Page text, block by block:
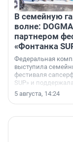
В семейную
волне:
партнером
«Фонтанка
Федеральная
выступила
фестиваля
SUP» и
ярких и
«SUP-свадьба».
5 августа, 14:24